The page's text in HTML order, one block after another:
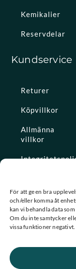
För att ge en bra
och/eller komma åt
kan vi behandla data
Om du inte samtycker
vissa funktioner negativt.
Kemikalier
Reservdelar
Kundservice
Returer
Köpvillkor
Allmänna
villkor
Konto